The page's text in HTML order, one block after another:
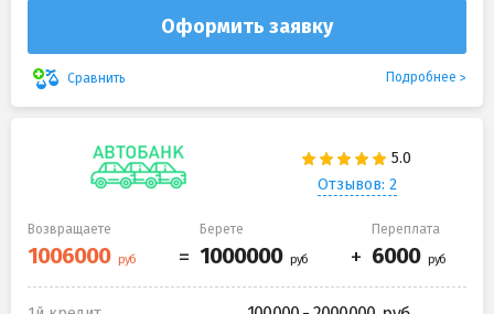
Оформить заявку
Сравнить Подробнее
Отзывов: 2
Возвращаете Берете Переплата